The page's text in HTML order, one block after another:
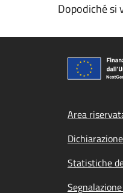
Dopodiché si
Area
Statistiche